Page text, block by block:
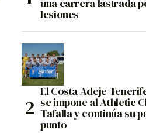
una carrera lastrada
lesiones
El Costa Adeje
se impone al Athletic
Tafalla y continúa su
punto